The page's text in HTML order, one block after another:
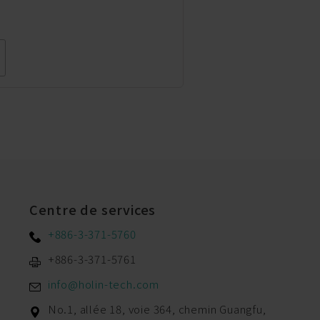
Centre de services
+886-3-371-5760
+886-3-371-5761
info@holin-tech.com
No.1, allée 18, voie 364, chemin Guangfu,